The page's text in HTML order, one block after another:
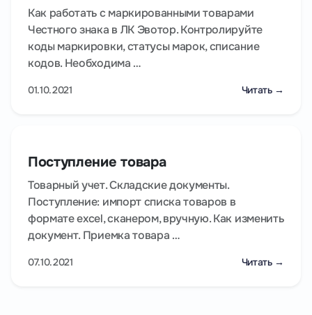
Как работать с маркированными товарами
Честного знака в ЛК Эвотор. Контролируйте
коды маркировки, статусы марок, списание
кодов. Необходима …
01.10.2021 Читать →
Поступление товара
Товарный учет. Складские документы.
Поступление: импорт списка товаров в
формате excel, сканером, вручную. Как изменить
документ. Приемка товара …
07.10.2021 Читать →